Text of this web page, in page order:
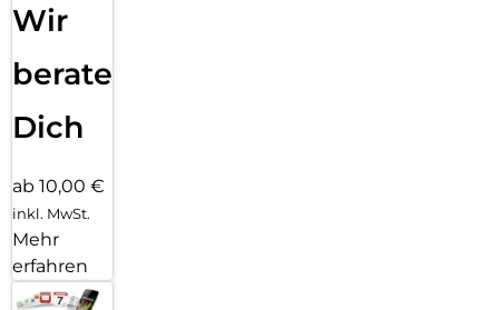
Wir
beraten
Dich
ab 10,00 €
inkl. MwSt.
Mehr
erfahren